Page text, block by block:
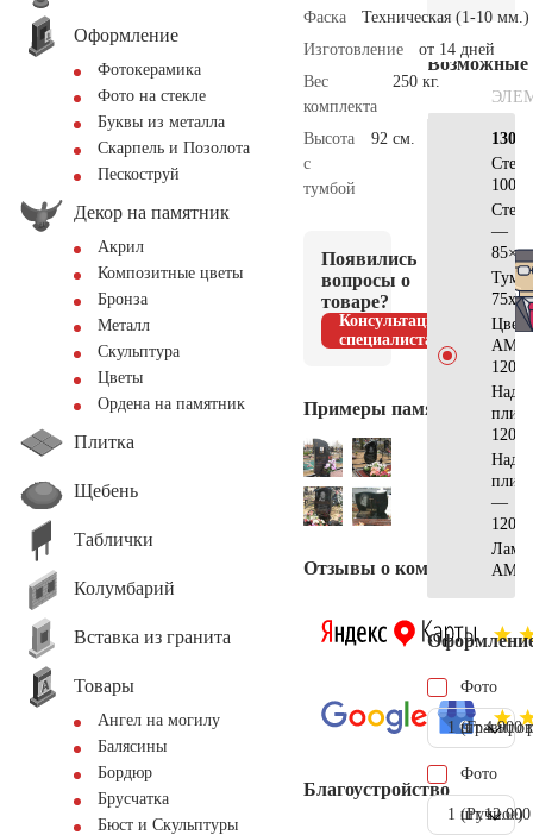
Оформление
Фотокерамика
Фото на стекле
Буквы из металла
Скарпель и Позолота
Пескоструй
Декор на памятник
Акрил
Композитные цветы
Бронза
Металл
Скульптура
Цветы
Ордена на памятник
Плитка
Щебень
Таблички
Колумбарий
Вставка из гранита
Товары
Ангел на могилу
Балясины
Бордюр
Брусчатка
Бюст и Скульптуры
Фаска
Техническая (1-10 мм.)
Изготовление
от 14 дней
Вес
комплекта
250 кг.
Высота
с
тумбой
92 см.
Появились
вопросы о
товаре?
Консультация
специалиста
Примеры памятников
Отзывы о компании
Благоустройство
Возможные
—
—
Фото
1 шт.4.900
Фото
(Ручное)
1 шт.